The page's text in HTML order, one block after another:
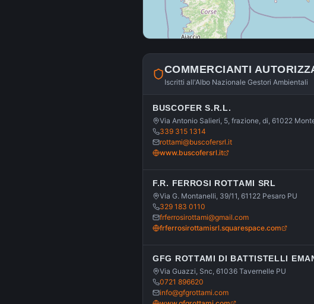
COMMERCIANTI
Iscritti all'Albo Nazionale Gestori Ambientali
BUSCOFER S.R.L.
Via Antonio Salieri, 5, frazione, di, 61022
339 315 1314
rottami@buscofersrl.it
www.buscofersrl.it
F.R. FERROSI ROTTAMI SRL
Via G. Montanelli, 39/11, 61122 Pesaro PU
329 183 0110
frferrosirottami@gmail.com
frferrosirottamisrl.squarespace.com
GFG ROTTAMI DI BATTISTELLI
Via Guazzi, Snc, 61036 Tavernelle PU
0721 896620
info@gfgrottami.com